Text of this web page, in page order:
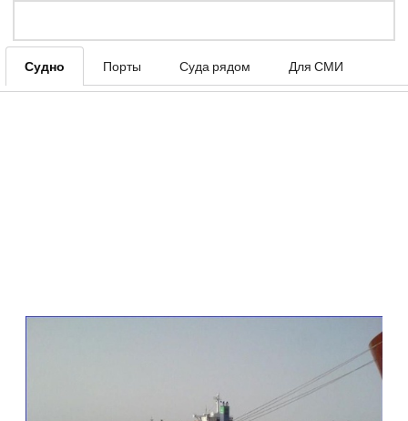
Судно Порты Суда рядом Для СМИ